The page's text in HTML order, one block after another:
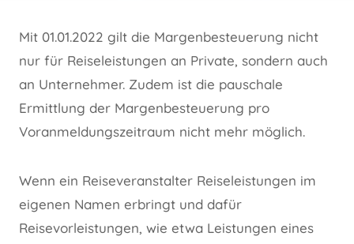
Mit 01.01.2022 gilt die Margenbesteuerung nicht
nur für Reiseleistungen an Private, sondern auch
an Unternehmer. Zudem ist die pauschale
Ermittlung der Margenbesteuerung pro
Voranmeldungszeitraum nicht mehr möglich.
Wenn ein Reiseveranstalter Reiseleistungen im
eigenen Namen erbringt und dafür
Reisevorleistungen, wie etwa Leistungen eines